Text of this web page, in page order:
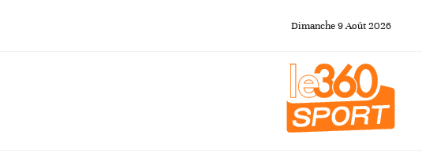
Dimanche 9Août 2026